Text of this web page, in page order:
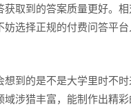
获取到的答案质量更好。
妨选择正规的付费问答平
想到的是不是大学里时不
域涉猎丰富，能制作出精